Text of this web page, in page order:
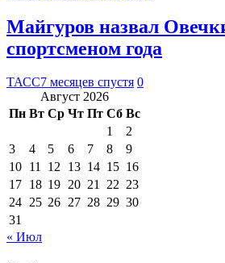
Майгуров назвал
спортсменом года
ТАСС7 месяцев спустя 0
Август 2026
Пн Вт Ср Чт Пт Сб Вс
1
2
3
4 5 6 7 8
9
10 11 12 13 14 15 16
17 18 19 20 21 22 23
24 25 26 27 28 29 30
31
« Июл